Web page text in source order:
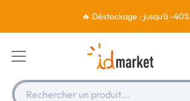
🔥 Déstockage : jusqu'à -40%
Rechercher un produit...